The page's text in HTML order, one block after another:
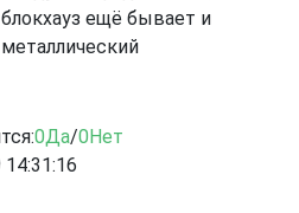
блокхауз ещё бывает и
металлический
0Да/0 Нет